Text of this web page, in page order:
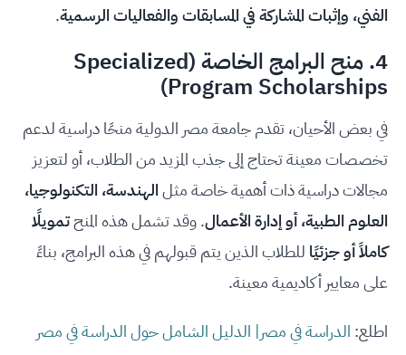
الفني، وإثبات المشاركة في المسابقات والفعاليات الرسمية.
4. منح البرامج الخاصة (Specialized
Program Scholarships)
في بعض الأحيان، تقدم جامعة مصر الدولية منحًا دراسية لدعم
تخصصات معينة تحتاج إلى جذب المزيد من الطلاب، أو لتعزيز
مجالات دراسية ذات أهمية خاصة مثلالهندسة، التكنولوجيا،
العلوم الطبية، أو إدارة الأعمال. وقد تشمل هذه المنحتمويلًا
كاملاً أو جزئيًا للطلاب الذين يتم قبولهم في هذه البرامج، بناءً
على معايير أكاديمية معينة.
اطلع: الدراسة في مصر| الدليل الشامل حول الدراسة في مصر